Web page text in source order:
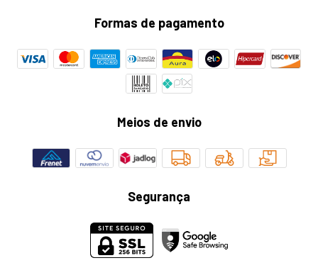
Formas de pagamento
Meios de envio
Segurança